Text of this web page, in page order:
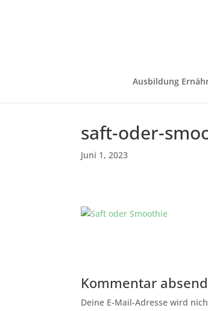
Ausbildung
saft-oder-
Juni 1, 2023
Kommentar
Deine E-Mail-Adresse wird